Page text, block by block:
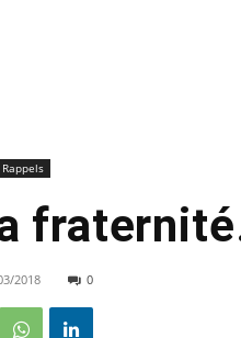
Rappels
2018 0